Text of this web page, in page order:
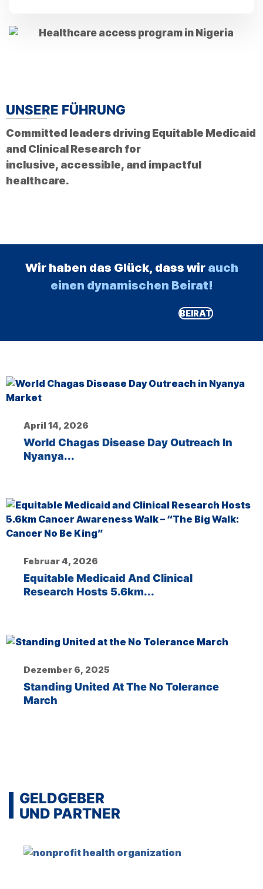
UNSERE FÜHRUNG
Committed leaders driving Equitable Medicaid
and Clinical Research for
inclusive, accessible, and impactful
healthcare.
Wir haben das Glück, dass wir auch
einen dynamischen Beirat!
BEIRAT
April 14, 2026
World Chagas Disease Day Outreach In
Nyanya...
Februar 4, 2026
Equitable Medicaid And Clinical
Research Hosts 5.6km...
Dezember 6, 2025
Standing United At The No Tolerance
March
GELDGEBER
UND PARTNER